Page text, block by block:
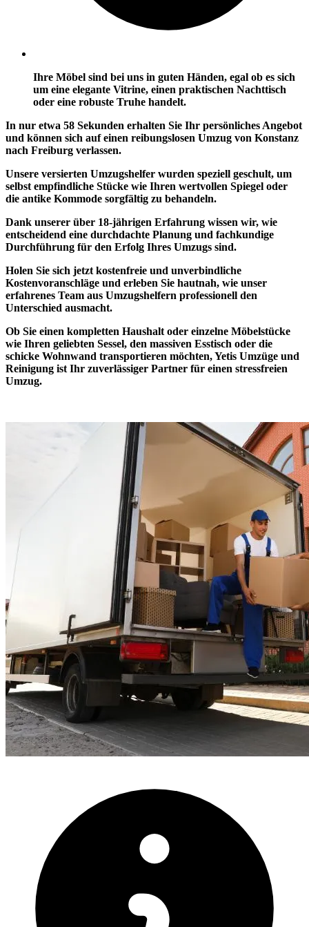
Ihre Möbel sind bei uns in guten Händen, egal ob es sich
um eine elegante Vitrine, einen praktischen Nachttisch
oder eine robuste Truhe handelt.
In nur etwa 58 Sekunden erhalten Sie Ihr persönliches Angebot
und können sich auf einen reibungslosen Umzug von Konstanz
nach Freiburg verlassen.
Unsere versierten Umzugshelfer wurden speziell geschult, um
selbst empfindliche Stücke wie Ihren wertvollen Spiegel oder
die antike Kommode sorgfältig zu behandeln.
Dank unserer über 18-jährigen Erfahrung wissen wir, wie
entscheidend eine durchdachte Planung und fachkundige
Durchführung für den Erfolg Ihres Umzugs sind.
Holen Sie sich jetzt kostenfreie und unverbindliche
Kostenvoranschläge und erleben Sie hautnah, wie unser
erfahrenes Team aus Umzugshelfern professionell den
Unterschied ausmacht.
Ob Sie einen kompletten Haushalt oder einzelne Möbelstücke
wie Ihren geliebten Sessel, den massiven Esstisch oder die
schicke Wohnwand transportieren möchten, Yetis Umzüge und
Reinigung ist Ihr zuverlässiger Partner für einen stressfreien
Umzug.